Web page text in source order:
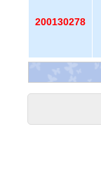
200130278